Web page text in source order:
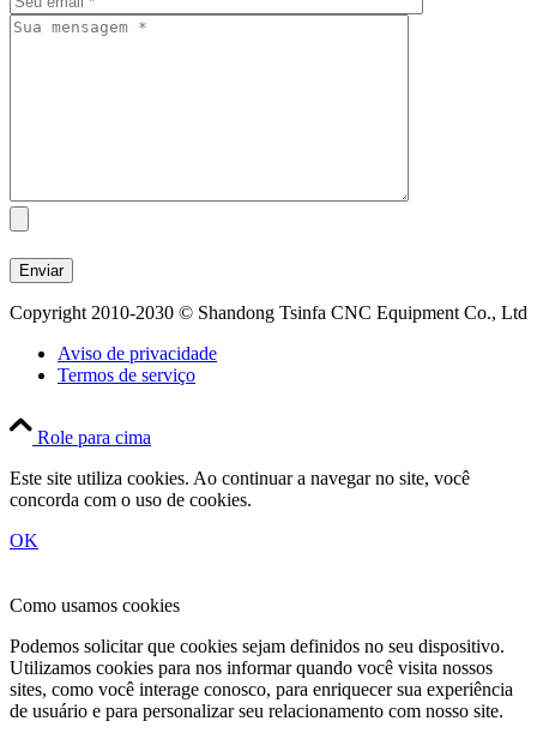
Copyright 2010-2030 © Shandong Tsinfa CNC Equipment Co., Ltd
Aviso de privacidade
Termos de serviço
Role para cima
Este site utiliza cookies. Ao continuar a navegar no site, você
concorda com o uso de cookies.
OK
Como usamos cookies
Podemos solicitar que cookies sejam definidos no seu dispositivo.
Utilizamos cookies para nos informar quando você visita nossos
sites, como você interage conosco, para enriquecer sua experiência
de usuário e para personalizar seu relacionamento com nosso site.